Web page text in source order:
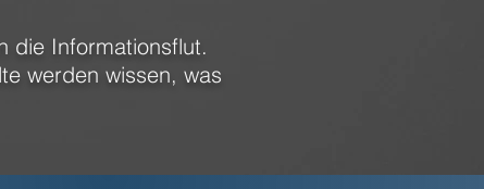
die Informationsflut.
werden wissen, was